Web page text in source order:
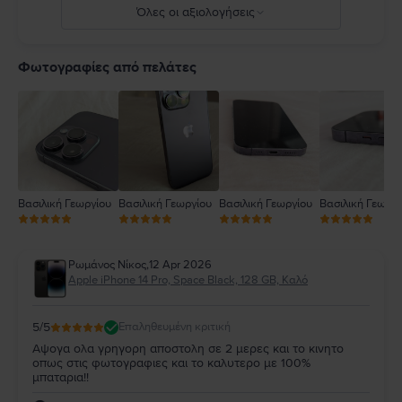
ro/guide/iphone/iph301fc905/iosΌλες οι αξιολογήσεις
4
Φωτογραφίες από πελάτες
Βασιλική Γεωργίου Βασιλική Γεωργίου Βασιλική Γεωργίου Βασιλική
Ρωμάνος Νίκος,12 Apr 2026
Apple iPhone 14 Pro, Space Black, 128 GB, Καλό
5/5 Επαληθευμένη κριτική
Αψογα ολα γρηγορη αποστολη σε 2 μερες και το κινητο
οπως στις φωτογραφιες και το καλυτερο με 100%
μπαταρια!!